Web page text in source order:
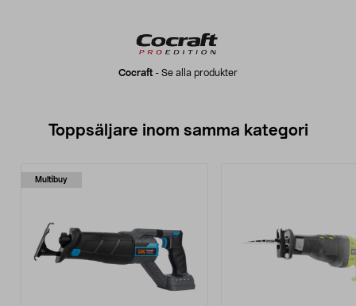
Cocraft- Se alla produkter
Toppsäljare inom samma kategori
Multibuy